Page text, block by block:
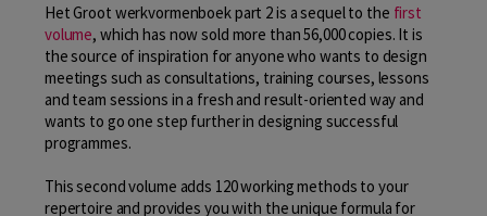
Het Groot werkvormenboek part 2 is a sequel to the first
volume, which has now sold more than 56,000 copies. It is
the source of inspiration for anyone who wants to design
meetings such as consultations, training courses, lessons
and team sessions in a fresh and result-oriented way and
wants to go one step further in designing successful
programmes.
This second volume adds 120 working methods to your
repertoire and provides you with the unique formula for